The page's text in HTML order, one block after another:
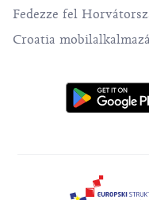
Fedezze fel
Croatia